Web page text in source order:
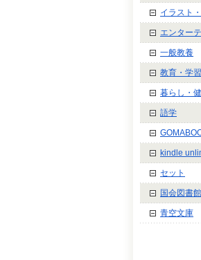
イラスト
エンター
一般教養
教育・学習
暮らし・
語学
kindle
セット
国会図書
青空文庫